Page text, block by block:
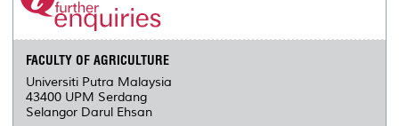
FACULTY OF AGRICULTURE
Universiti Putra Malaysia
43400 UPM Serdang
Selangor Darul Ehsan